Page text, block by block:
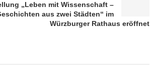
„Leben mit Wissenschaft –
aus zwei Städten“ im
Würzburger Rathaus eröffnet